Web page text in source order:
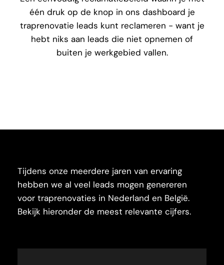
één druk op de knop in ons dashboard je
traprenovatie leads kunt reclameren - want je
hebt niks aan leads die niet opnemen of
buiten je werkgebied vallen.
Tijdens onze meerdere jaren van ervaring
hebben we al veel leads mogen genereren
voor traprenovaties in Nederland en België.
Bekijk hieronder de meest relevante cijfers.